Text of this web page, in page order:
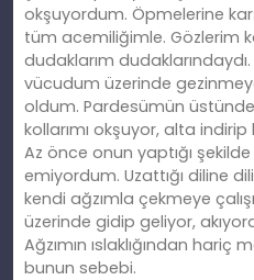
okşuyordum. Öpmelerine
tüm acemiliğimle. Gözlerim
dudaklarım
vücudum üzerinde
oldum. Pardesümün
kollarımı okşuyor, alta indirip
Az önce onun yaptığı şekilde
emiyordum. Uzattığı diline
kendi ağzımla çekmeye
üzerinde gidip geliyor,
Ağzımın ıslaklığından hariç
bunun sebebi.